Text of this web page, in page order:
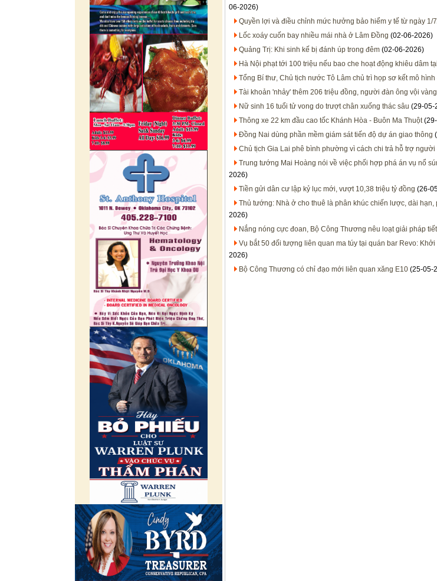
06-2026)
Quyền lợi và điều chỉnh mức hưởng bảo hiểm y tế từ ngày 1/
Lốc xoáy cuốn bay nhiều mái nhà ở Lâm Đồng (02-06-2026)
Quảng Trị: Khi sinh kế bị đánh úp trong đêm (02-06-2026)
Hà Nội phạt tới 100 triệu nếu bao che hoạt động khiêu dâm
Tổng Bí thư, Chủ tịch nước Tô Lâm chủ trì họp sơ kết mô
Tài khoản 'nhảy' thêm 206 triệu đồng, người đàn ông vội
Nữ sinh 16 tuổi tử vong do trượt chân xuống thác sâu (29-05-
Thông xe 22 km đầu cao tốc Khánh Hòa - Buôn Ma Thuột
Đồng Nai dùng phần mềm giám sát tiến độ dự án giao thông
Chủ tịch Gia Lai phê bình phường vì cách chi trả hỗ trợ người
Trung tướng Mai Hoàng nói về việc phối hợp phá án vụ nổ
2026)
Tiền gửi dân cư lập kỷ lục mới, vượt 10,38 triệu tỷ đồng (26-
Thủ tướng: Nhà ở cho thuê là phân khúc chiến lược, dài
2026)
Nắng nóng cực đoan, Bộ Công Thương nêu loạt giải pháp
Vụ bắt 50 đối tượng liên quan ma túy tại quán bar Revo: Khởi
2026)
Bộ Công Thương có chỉ đạo mới liên quan xăng E10 (25-05-